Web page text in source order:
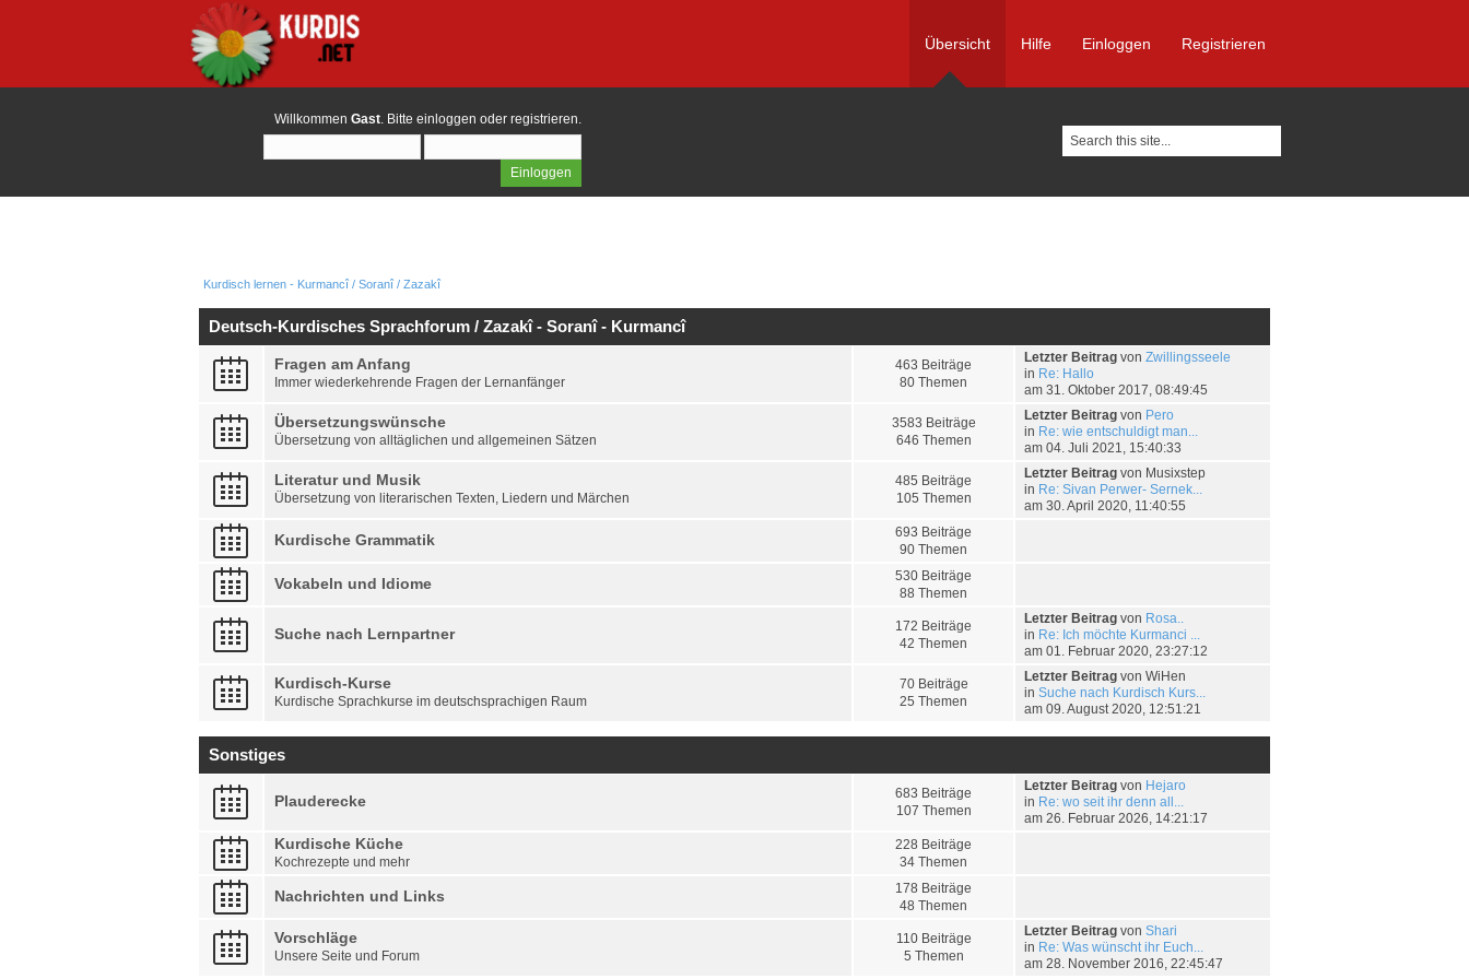
Übersicht Hilfe Einloggen Registrieren
Willkommen Gast. Bitte einloggen oder registrieren.
Kurdisch lernen - Kurmancî / Soranî / Zazakî
Deutsch-Kurdisches Sprachforum / Zazakî - Soranî - Kurmancî
Fragen am Anfang
Immer wiederkehrende Fragen der Lernanfänger
463 Beiträge
80 Themen
Letzter Beitrag vonZwillingsseele
in Re: Hallo
am 31. Oktober 2017, 08:49:45
Übersetzungswünsche
Übersetzung von alltäglichen und allgemeinen Sätzen
3583 Beiträge
646 Themen
Letzter Beitrag von Pero
in Re: wie entschuldigt man...
am 04. Juli 2021, 15:40:33
Literatur und Musik
Übersetzung von literarischen Texten, Liedern und Märchen
485 Beiträge
105 Themen
Letzter Beitrag von Musixstep
in Re: Sivan Perwer- Sernek...
am 30. April 2020, 11:40:55
Kurdische Grammatik
693 Beiträge
90 Themen
Vokabeln und Idiome
530 Beiträge
88 Themen
Suche nach Lernpartner
172 Beiträge
42 Themen
Letzter Beitrag von Rosa..
in Re: Ich möchte Kurmanci ...
am 01. Februar 2020, 23:27:12
Kurdisch-Kurse
Kurdische Sprachkurse im deutschsprachigen Raum
70 Beiträge
25 Themen
Letzter Beitrag von WiHen
inSuche nach Kurdisch Kurs...
am 09. August 2020, 12:51:21
Sonstiges
Plauderecke
683 Beiträge
107 Themen
Letzter Beitrag von Hejaro
in Re: wo seit ihr denn all...
am 26. Februar 2026, 14:21:17
Kurdische Küche
Kochrezepte und mehr
228 Beiträge
34 Themen
Nachrichten und Links
178 Beiträge
48 Themen
Vorschläge
Unsere Seite und Forum
110 Beiträge
5 Themen
Letzter Beitrag vonShari
in Re: Was wünscht ihr Euch...
am 28. November 2016, 22:45:47